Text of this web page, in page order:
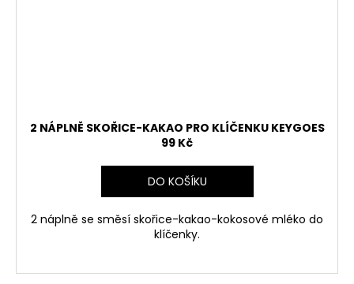
2 NÁPLNĚ SKOŘICE-KAKAO PRO KLÍČENKU KEYGOES
99 Kč
DO KOŠÍKU
2 náplně se směsí skořice-kakao-kokosové mléko do
klíčenky.